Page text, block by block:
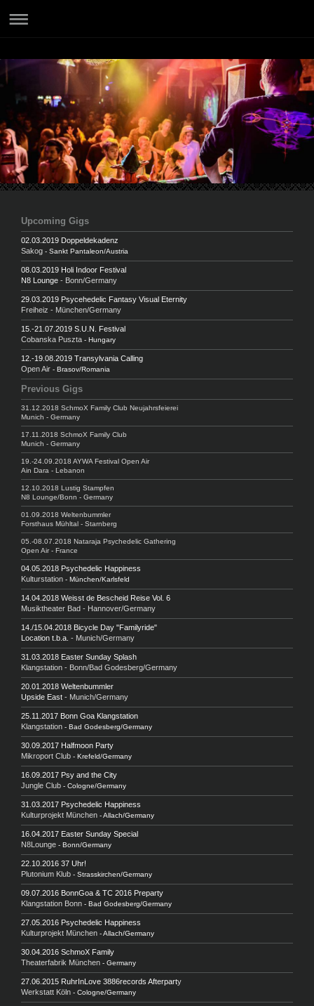
Upcoming Gigs
02.03.2019 Doppeldekadenz
Sakog - Sankt Pantaleon/Austria
08.03.2019 Holi Indoor Festival
N8 Lounge - Bonn/Germany
29.03.2019 Psycehedelic Fantasy Visual Eternity
Freiheiz - München/Germany
15.-21.07.2019 S.U.N. Festival
Cobanska Puszta - Hungary
12.-19.08.2019 Transylvania Calling
Open Air - Brasov/Romania
Previous Gigs
31.12.2018 SchmoX Family Club Neujahrsfeierei
Munich - Germany
17.11.2018 SchmoX Family Club
Munich - Germany
19.-24.09.2018 AYWA Festival Open Air
Ain Dara - Lebanon
12.10.2018 Lustig Stampfen
N8 Lounge/Bonn - Germany
01.09.2018 Weltenbummler
Forsthaus Mühltal - Starnberg
05.-08.07.2018 Nataraja Psychedelic Gathering
Open Air - France
04.05.2018 Psychedelic Happiness
Kulturstation - München/Karlsfeld
14.04.2018 Weisst de Bescheid Reise Vol. 6
Musiktheater Bad - Hannover/Germany
14./15.04.2018 Bicycle Day "Familyride"
Location t.b.a. - Munich/Germany
31.03.2018 Easter Sunday Splash
Klangstation - Bonn/Bad Godesberg/Germany
20.01.2018 Weltenbummler
Upside East - Munich/Germany
25.11.2017 Bonn Goa Klangstation
Klangstation - Bad Godesberg/Germany
30.09.2017 Halfmoon Party
Mikroport Club - Krefeld/Germany
16.09.2017 Psy and the City
Jungle Club - Cologne/Germany
31.03.2017 Psychedelic Happiness
Kulturprojekt München - Allach/Germany
16.04.2017 Easter Sunday Special
N8Lounge - Bonn/Germany
22.10.2016 37 Uhr!
Plutonium Klub - Strasskirchen/Germany
09.07.2016 BonnGoa & TC 2016 Preparty
Klangstation Bonn - Bad Godesberg/Germany
27.05.2016 Psychedelic Happiness
Kulturprojekt München - Allach/Germany
30.04.2016 SchmoX Family
Theaterfabrik München - Germany
27.06.2015 RuhrInLove 3886records Afterparty
Werkstatt Köln - Cologne/Germany